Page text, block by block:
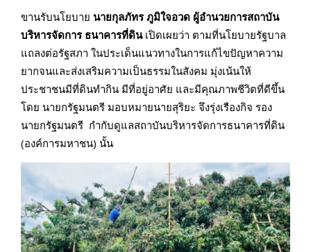
ขานรับนโยบาย นายกุลภัทร ภูมิใจอวด ผู้อำนวยการสถาบัน
บริหารจัดการ ธนาคารที่ดินเปิดเผยว่า ตามที่นโยบายรัฐบาล
แถลงต่อรัฐสภา ในประเด็นแนวทางในการแก้ไขปัญหาความ
ยากจนและส่งเสริมความเป็นธรรมในสังคม มุ่งเน้นให้
ประชาชนมีที่ดินทำกิน มีที่อยู่อาศัย และมีคุณภาพชีวิตที่ดีขึ้น
โดย นายกรัฐมนตรี มอบหมายนายสุริยะ จึงรุ่งเรืองกิจ รอง
นายกรัฐมนตรี กำกับดูแลสถาบันบริหารจัดการธนาคารที่ดิน
(องค์การมหาชน) นั้น